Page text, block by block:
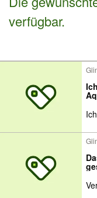
Nachrichten
verfügbar.